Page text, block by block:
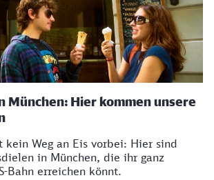
München: Hier kommen unsere
kein Weg an Eis vorbei: Hier sind
in München, die ihr ganz
Bahn erreichen könnt.